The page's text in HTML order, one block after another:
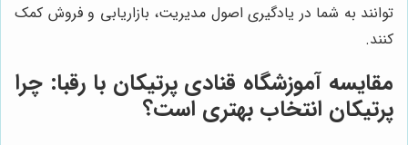
توانند به شما در یادگیری اصول مدیریت، بازاریابی و فروش کمک
کنند.
مقایسه آموزشگاه قنادی پرتیکان با رقبا: چرا
پرتیکان انتخاب بهتری است؟